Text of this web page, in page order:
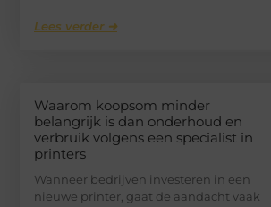
Lees verder ➜
Waarom koopsom minder
belangrijk is dan onderhoud en
verbruik volgens een specialist in
printers
Wanneer bedrijven investeren in een
nieuwe printer, gaat de aandacht vaak